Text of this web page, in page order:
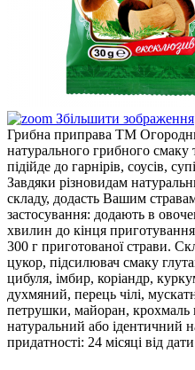
Збільшити зображення
Грибна приправа ТМ
натурального грибного смаку
підійде до гарнірів, соусів,
Завдяки різновидам
складу, додасть Вашим
застосування: додають в
хвилин до кінця
300 г приготованої страви.
цукор, підсилювач смаку
цибуля, імбир, коріандр,
духмяний, перець чілі,
петрушки, майоран, крохмаль
натуральний або ідентичний
придатності: 24 місяці від